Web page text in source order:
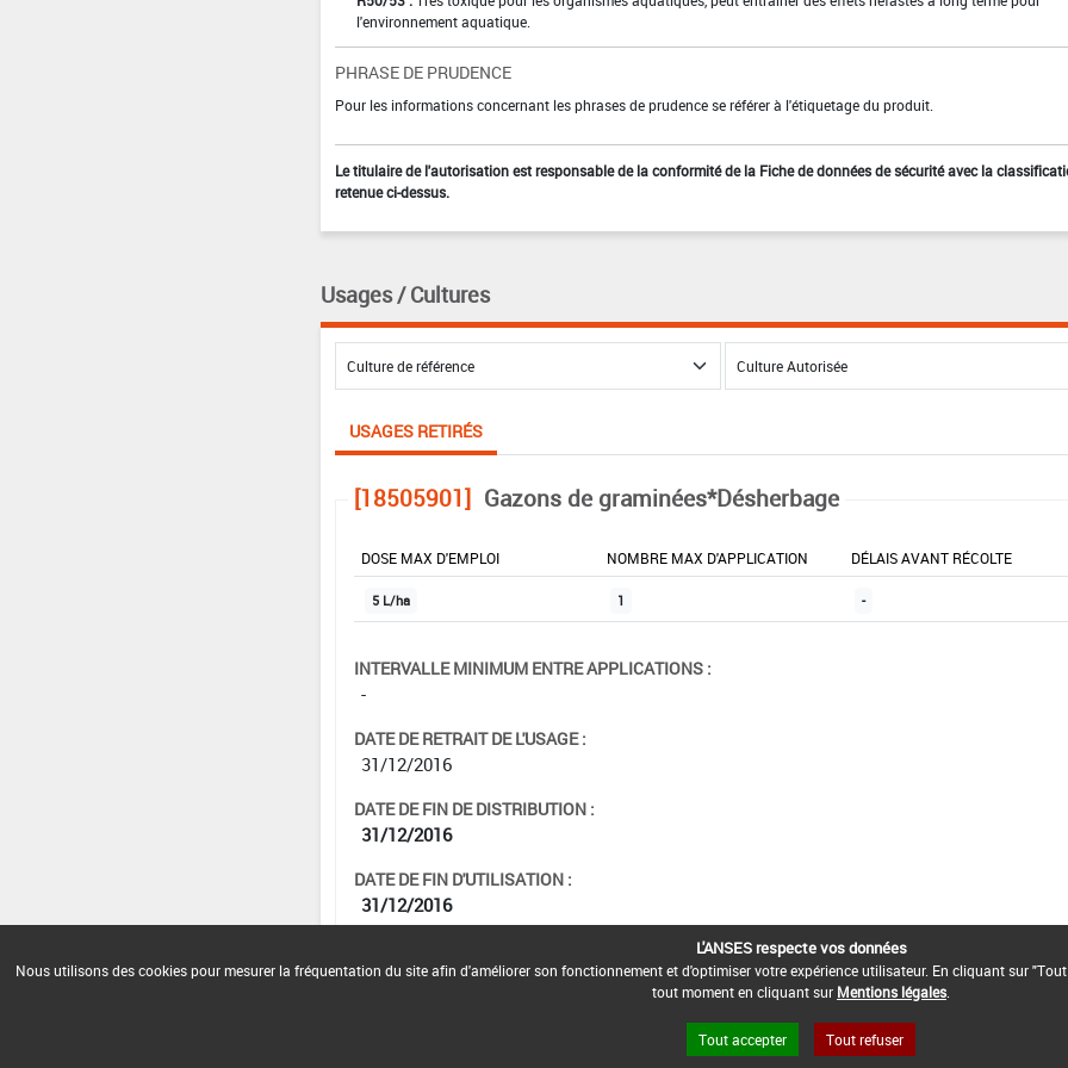
l'environnement aquatique.
PHRASE DE PRUDENCE
Pour les informations concernant les phrases de prudence se référer à l'étiquetage du produit.
Le titulaire de l'autorisation est responsable de la conformité de la Fiche de données de sécurité avec la
retenue ci-dessus.
Usages / Cultures
USAGES RETIRÉS
[18505901] Gazons de graminées*Désherbage
DOSE MAX D'EMPLOI NOMBRE MAX D'APPLICATION DÉLAIS AVANT RÉCOLTE
5 L/ha 1 -
INTERVALLE MINIMUM ENTRE APPLICATIONS :
-
DATE DE RETRAIT DE L'USAGE :
31/12/2016
DATE DE FIN DE DISTRIBUTION :
31/12/2016
DATE DE FIN D'UTILISATION :
31/12/2016
L'ANSES respecte vos données
Nous utilisons des cookies pour mesurer la fréquentation du site afin d'améliorer son fonctionnement et d'optimiser votre expérience utilisateur. En cliquant sur
tout moment en cliquant sur Mentions légales
Tout accepter Tout refuser